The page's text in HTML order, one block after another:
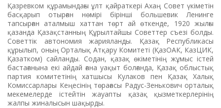
Қазревком құрамындағы ұлт қайраткері Ахаң Совет үкіметін
басқарып отырған нөмірі бірінші большевик Ленинге
тапсырған аталмыш хаттан төрт ай өткенде, 1920 жылғы
қазанда Қазақстанның Құрылтайшы Советтер съезі болды.
Советтік автономия жарияланды. Қазақ Республикасы
құрылып, оның Орталық Атқару Комитеті (ҚазОАК, КазЦИК,
Қазатком) сайланды. Содан, қазақ өкіметінің жұмыс істей
бастағанына екі айдай ғана уақыт болғанда, Қазақ облыстық
партия комитетінің хатшысы Кулаков пен Қазақ Халық
Комиссарлары Кеңесінің төрағасы Радус-Зенькович орталық
мекемелерде істейтін жауапты қазақ қызметкерлерінің
жалпы жиналысын шақырды.